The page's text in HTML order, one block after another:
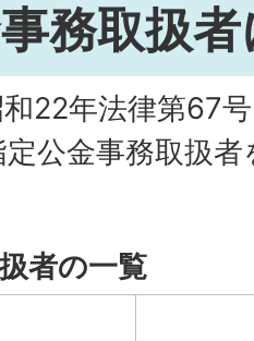
務取扱
22年法律第67
公金事務取扱
者の一覧